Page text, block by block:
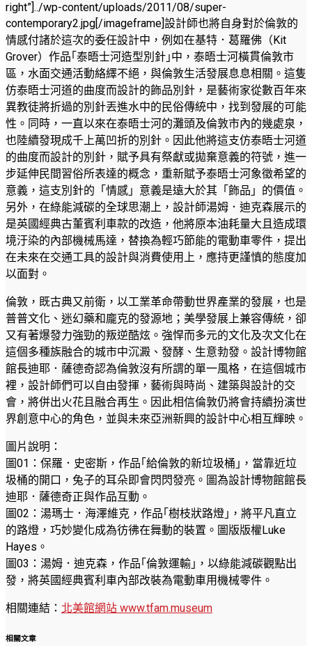
right”]../wp-content/uploads/2011/08/super-
contemporary2.jpg[/imageframe]設計師也將自身對於倫敦的
情感付諸於這次的委任設計中，例如在基特．葛羅佛（Kit
Grover）作品｢泰晤士河造型別針｣中，泰晤士河橫貫倫敦市
區，水面交通活動絡繹不絕，與倫敦生活發展息息相關。這隻
仿泰晤士河道的曲度而設計的飾品別針，是藝術家從數百年來
異教徒將折過的別針丟進水中的民俗傳統中，找到發展的可能
性。同時，一直以來在泰晤士河的灘頭及倫敦市內的幾處泉，
也陸續發現成千上萬凹折的別針。因此他將這支仿泰晤士河道
的曲度而設計的別針，賦予具有祭獻或拋棄意義的符號，進一
步延伸民間習俗所表達的概念，重新賦予泰晤士河象徵希望的
意義，這支別針的「情感」意義是遠大於其「飾品」的價值。
另外，在綠能減碳的全球思潮上，設計師湯姆．迪克森展示的
是英國經典古董賓利車款的改造，他將原本油耗量大且造成環
境汙染的內部機械馬達，替換為輕巧節能的電動車零件，提出
在未來在交通工具的設計與消費使用上，應持更謹慎的態度加
以面對。
倫敦，既古典又前衛，以工業革命帶動世界產業的發展，也是
普普文化、迷幻藥和龐克的發源地；美學發展上兼容傳統，卻
又有著爆發力強勁的叛逆酷炫。強悍而多元的文化及次文化在
這個多種族融合的城市中沉澱、發酵、生意勃發。設計博物館
館長迪耶．薩德奇認為倫敦沒有所謂的單一風格，在這個城市
裡，設計師們可以自由發揮，藝術與時尚、建築與設計的交
會，將併出火花且融合再生。因此相信倫敦仍將會持續扮演世
界創意中心的角色，並與未來亞洲新興的設計中心相互輝映。
圖片說明：
圖01：保羅．史密斯，作品｢給倫敦的新垃圾桶｣，當靠近垃
圾桶的開口，兔子的耳朵即會閃閃發亮。圖為設計博物館館長
迪耶．薩德奇正與作品互動。
圖02：湯瑪士．海澤維克，作品｢樹枝狀路燈｣，將平凡直立
的路燈，巧妙變化成為彷彿在舞動的裝置。圖版版權Luke
Hayes。
圖03：湯姆．迪克森，作品｢倫敦運輸｣，以綠能減碳觀點出
發，將英國經典賓利車內部改裝為電動車用機械零件。
相關連結： 北美館網站 www.tfam.museum
相關文章